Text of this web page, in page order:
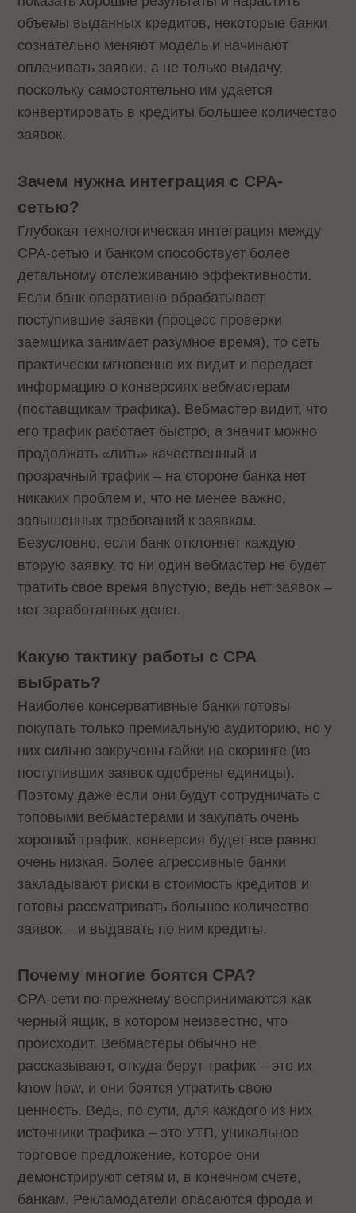
объемы выданных кредитов, некоторые банки
сознательно меняют модель и начинают
оплачивать заявки, а не только выдачу,
поскольку самостоятельно им удается
конвертировать в кредиты большее количество
заявок.
Зачем нужна интеграция с CPA-
сетью?
Глубокая технологическая интеграция между
CPA-сетью и банком способствует более
детальному отслеживанию эффективности.
Если банк оперативно обрабатывает
поступившие заявки (процесс проверки
заемщика занимает разумное время), то сеть
практически мгновенно их видит и передает
информацию о конверсиях вебмастерам
(поставщикам трафика). Вебмастер видит, что
его трафик работает быстро, а значит можно
продолжать «лить» качественный и
прозрачный трафик – на стороне банка нет
никаких проблем и, что не менее важно,
завышенных требований к заявкам.
Безусловно, если банк отклоняет каждую
вторую заявку, то ни один вебмастер не будет
тратить свое время впустую, ведь нет заявок –
нет заработанных денег.
Какую тактику работы с CPA
выбрать?
Наиболее консервативные банки готовы
покупать только премиальную аудиторию, но у
них сильно закручены гайки на скоринге (из
поступивших заявок одобрены единицы).
Поэтому даже если они будут сотрудничать с
топовыми вебмастерами и закупать очень
хороший трафик, конверсия будет все равно
очень низкая. Более агрессивные банки
закладывают риски в стоимость кредитов и
готовы рассматривать большое количество
заявок – и выдавать по ним кредиты.
Почему многие боятся CPA?
CPA-сети по-прежнему воспринимаются как
черный ящик, в котором неизвестно, что
происходит. Вебмастеры обычно не
рассказывают, откуда берут трафик – это их
know how, и они боятся утратить свою
ценность. Ведь, по сути, для каждого из них
источники трафика – это УТП, уникальное
торговое предложение, которое они
демонстрируют сетям и, в конечном счете,
банкам. Рекламодатели опасаются фрода и